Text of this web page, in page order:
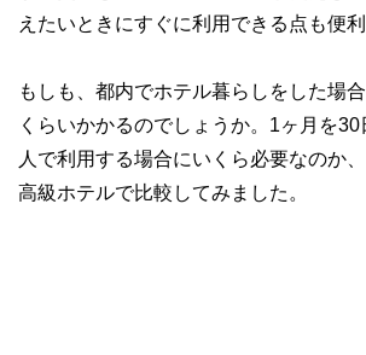
えたいときにすぐに利用できる点も便利
もしも、都内でホテル暮らしをした場
くらいかかるのでしょうか。1ヶ月を30
人で利用する場合にいくら必要なのか
高級ホテルで比較してみました。